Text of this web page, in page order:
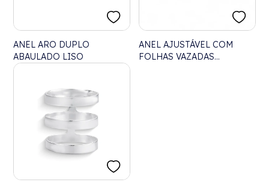
ANEL ARO DUPLO
ABAULADO LISO
ANEL AJUSTÁVEL COM
FOLHAS VAZADAS